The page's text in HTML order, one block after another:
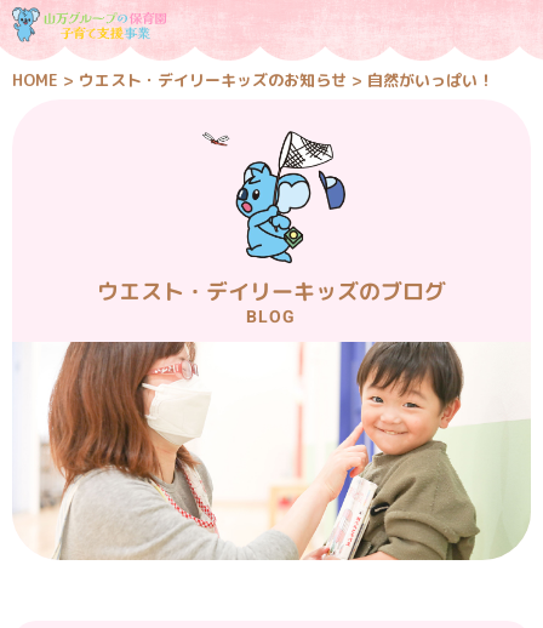
HOME > ウエスト・デイリーキッズのお知らせ > 自然がいっぱい！
ウエスト・デイリーキッズのブログ
BLOG